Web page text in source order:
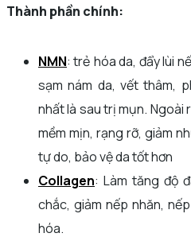
Thành phần chính:
NMN: trẻ hóa da, đẩy lùi
sạm nám da, vết thâm,
nhất là sau trị mụn. Ngoài
mềm mịn, rạng rỡ, giảm
tự do, bảo vệ da tốt hơn
Collagen: Làm tăng độ
chắc, giảm nếp nhăn,
hóa.